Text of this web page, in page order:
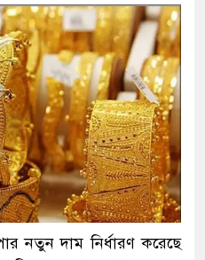
নতুন দাম নির্ধারণ করেছে